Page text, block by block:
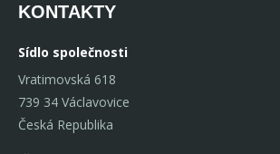
KONTAKTY
Sídlo společnosti
Vratimovská 618
739 34 Václavovice
Česká Republika